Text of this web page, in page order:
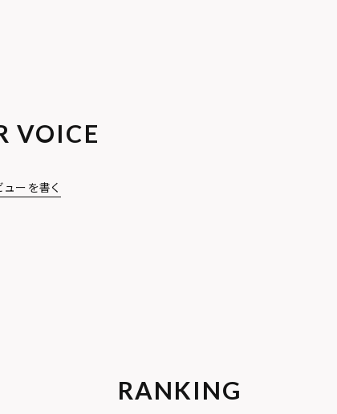
VOICE
ューを書く
RANKING